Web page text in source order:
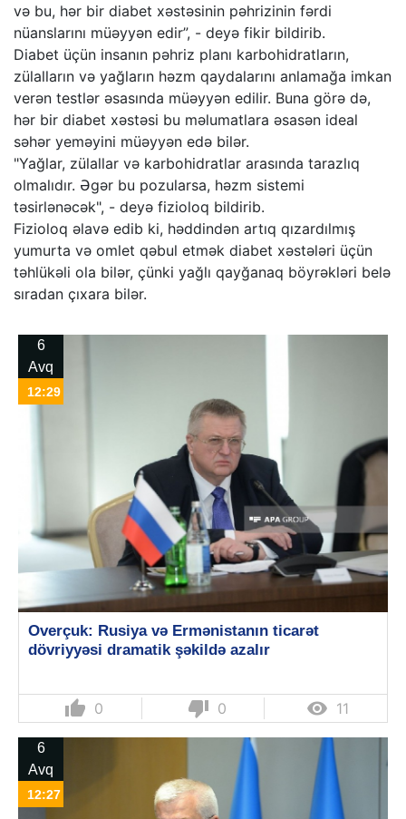
və bu, hər bir diabet xəstəsinin pəhrizinin fərdi
nüanslarını müəyyən edir”, - deyə fikir bildirib.
Diabet üçün insanın pəhriz planı karbohidratların,
zülalların və yağların həzm qaydalarını anlamağa imkan
verən testlər əsasında müəyyən edilir. Buna görə də,
hər bir diabet xəstəsi bu məlumatlara əsasən ideal
səhər yeməyini müəyyən edə bilər.
"Yağlar, zülallar və karbohidratlar arasında tarazlıq
olmalıdır. Əgər bu pozularsa, həzm sistemi
təsirlənəcək", - deyə fizioloq bildirib.
Fizioloq əlavə edib ki, həddindən artıq qızardılmış
yumurta və omlet qəbul etmək diabet xəstələri üçün
təhlükəli ola bilər, çünki yağlı qayğanaq böyrəkləri belə
sıradan çıxara bilər.
6
Avq
12:29
Overçuk: Rusiya və Ermənistanın ticarət
dövriyyəsi dramatik şəkildə azalır
thumb_up 0 thumb_down 0  11
6
Avq
12:27